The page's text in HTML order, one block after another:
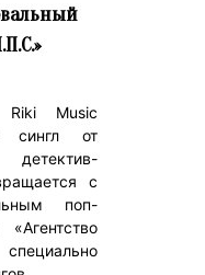
Riki Music
сингл от
с
поп-